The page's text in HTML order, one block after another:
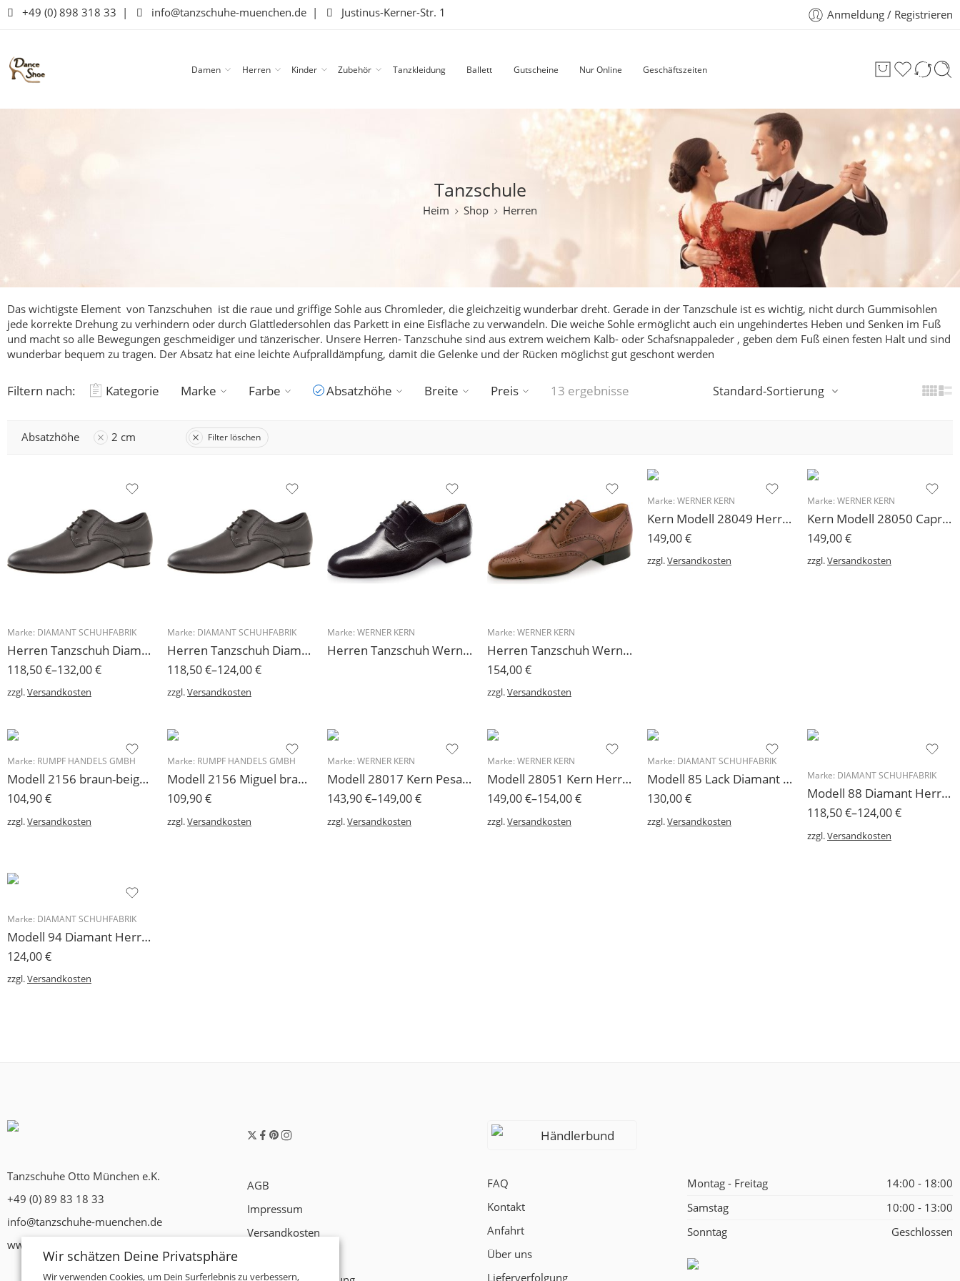
+49 (0) 898 318 33 | info@tanzschuhe-muenchen.de | Justinus-Kerner-Str. 1 Anmeldung / Registrieren
Damen Herren Kinder Zubehör Tanzkleidung Ballett Gutscheine Nur Online Geschäftszeiten
Tanzschule
Heim Shop Herren
Das wichtigste Element von Tanzschuhen ist die raue und griffige Sohle aus Chromleder, die gleichzeitig wunderbar dreht. Gerade in der Tanzschule ist es wichtig, nicht durch Gummisohlen
jede korrekte Drehung zu verhindern oder durch Glattledersohlen das Parkett in eine Eisfläche zu verwandeln. Die weiche Sohle ermöglicht auch ein ungehindertes Heben und Senken im Fuß
und macht so alle Bewegungen geschmeidiger und tänzerischer. Unsere Herren- Tanzschuhe sind aus extrem weichem Kalb- oder Schafsnappaleder , geben dem Fuß einen festen Halt und sind
wunderbar bequem zu tragen. Der Absatz hat eine leichte Aufpralldämpfung, damit die Gelenke und der Rücken möglichst gut geschont werden
Filtern nach: Kategorie Marke Farbe Absatzhöhe Breite Preis 13 ergebnisse Standard-Sortierung
Absatzhöhe 2 cm Filter löschen
Marke: DIAMANT SCHUHFABRIK
Herren Tanzschuh Diamant Modell 85 in K-Weite für lose Einlagen geeignet
118,50€–132,00€
zzgl.Versandkosten
Marke: DIAMANT SCHUHFABRIK
Herren Tanzschuh Diamant Modell 85 K-Weite für breite Füße, für lose Einlagen geeignet
118,50€–124,00€
zzgl.Versandkosten
Marke: WERNER KERN
Herren Tanzschuh Werner Kern Modell 28010 nur online verfügbar
Marke: WERNER KERN
Herren Tanzschuh Werner Kern Modell 28023
154,00€
zzgl.Versandkosten
Marke: WERNER KERN
Kern Modell 28049 Herren Tanzschuh Werner Kern
149,00€
zzgl.Versandkosten
Marke: WERNER KERN
Kern Modell 28050 Capri Einlagenschuh Herrentanzschuh Allround
149,00€
zzgl.Versandkosten
Marke: RUMPF HANDELS GMBH
Modell 2156 braun-beige Rumpf Herren Tanzschuh für Einlagen geeignet
104,90€
zzgl.Versandkosten
Marke: RUMPF HANDELS GMBH
Modell 2156 Miguel braun Rumpf Herren Tanzschuh
109,90€
zzgl.Versandkosten
Marke: WERNER KERN
Modell 28017 Kern Pesaro Herren Tanzschuh
143,90€–149,00€
zzgl.Versandkosten
Marke: WERNER KERN
Modell 28051 Kern Herren Tanzschuh Bergamo
149,00€–154,00€
zzgl.Versandkosten
Marke: DIAMANT SCHUHFABRIK
Modell 85 Lack Diamant Herren Tanzschuh Turnier für breite Füße
130,00€
zzgl.Versandkosten
Marke: DIAMANT SCHUHFABRIK
Modell 88 Diamant Herren Tanzschuh Leder schwarz
118,50€–124,00€
zzgl.Versandkosten
Marke: DIAMANT SCHUHFABRIK
Modell 94 Diamant Herren Tanzschuh Leder schwarz
124,00€
zzgl.Versandkosten
Tanzschuhe Otto München e.K.
+49 (0) 89 83 18 33
info@tanzschuhe-muenchen.de
www.tanzschuhe-muenchen.de
AGB
Impressum
Versandkosten
Händlerbund
FAQ
Kontakt
Anfahrt
Über uns
Lieferverfolgung
Montag - Freitag
14:00 - 18:00
Samstag
10:00 - 13:00
Sonntag
Geschlossen
Wir schätzen Deine Privatsphäre
Wir verwenden Cookies, um Dein Surferlebnis zu verbessern,